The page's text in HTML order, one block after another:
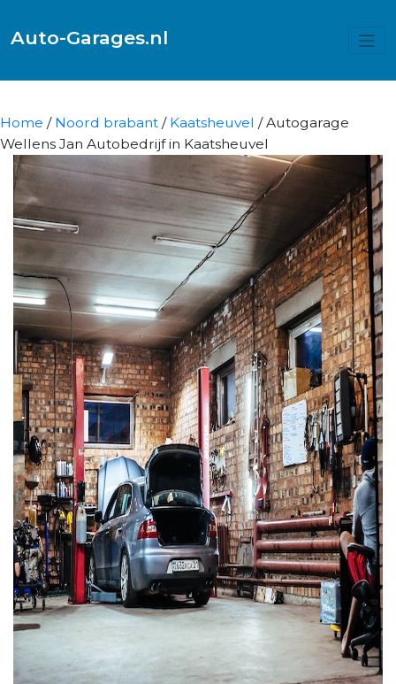
Auto-Garages.nl
Home / Noord brabant / Kaatsheuvel / Autogarage
Wellens Jan Autobedrijf in Kaatsheuvel